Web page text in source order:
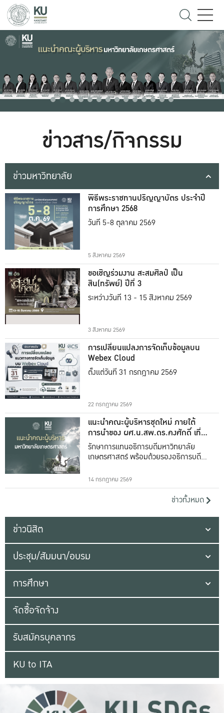
ข่าวสาร/กิจกรรม
ข่าวมหาวิทยาลัย
พิธีพระราชทานปริญญาบัตร ประจำปี
การศึกษา 2568
วันที่ 5-8 ตุลาคม 2569
5 สิงหาคม 2569
ขอเชิญร่วมงาน สะสมศิลป์ เป็น
สิน(ทรัพย์) ปีที่ 3
ระหว่างวันที่ 13 - 15 สิงหาคม 2569
3 สิงหาคม 2569
การเปลี่ยนแปลงการจัดเก็บข้อมูลบน
Webex Cloud
ตั้งแต่วันที่ 31 กรกฎาคม 2569
22 กรกฎาคม 2569
แนะนำคณะผู้บริหารชุดใหม่ ภายใต้
การนำของ ผศ.น.สพ.ดร.คงศักดิ์ เที่ยง
ธรรม
รักษาการแทนอธิการบดีมหาวิทยาลัย
เกษตรศาสตร์ พร้อมด้วยรองอธิการบดีทั้ง
14 กรกฎาคม 2569
ข่าวทั้งหมด
ข่าวนิสิต
ประชุม/สัมมนา/อบรม
การศึกษา
จัดซื้อจัดจ้าง
รับสมัครบุคลากร
KU to ITA